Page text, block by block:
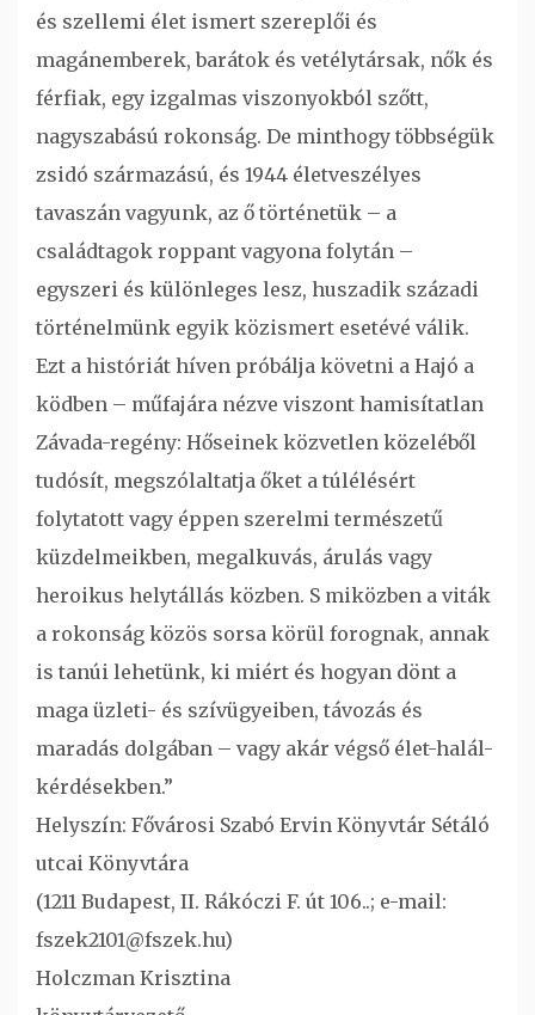
és szellemi élet ismert szereplői és
magánemberek, barátok és vetélytársak, nők és
férfiak, egy izgalmas viszonyokból szőtt,
nagyszabású rokonság. De minthogy többségük
zsidó származású, és 1944 életveszélyes
tavaszán vagyunk, az ő történetük – a
családtagok roppant vagyona folytán –
egyszeri és különleges lesz, huszadik századi
történelmünk egyik közismert esetévé válik.
Ezt a históriát híven próbálja követni a Hajó a
ködben – műfajára nézve viszont hamisítatlan
Závada-regény: Hőseinek közvetlen közeléből
tudósít, megszólaltatja őket a túlélésért
folytatott vagy éppen szerelmi természetű
küzdelmeikben, megalkuvás, árulás vagy
heroikus helytállás közben. S miközben a viták
a rokonság közös sorsa körül forognak, annak
is tanúi lehetünk, ki miért és hogyan dönt a
maga üzleti- és szívügyeiben, távozás és
maradás dolgában – vagy akár végső élet-halál-
kérdésekben.”
Helyszín: Fővárosi Szabó Ervin Könyvtár Sétáló
utcai Könyvtára
(1211 Budapest, II. Rákóczi F. út 106..; e-mail:
fszek2101@fszek.hu)
Holczman Krisztina